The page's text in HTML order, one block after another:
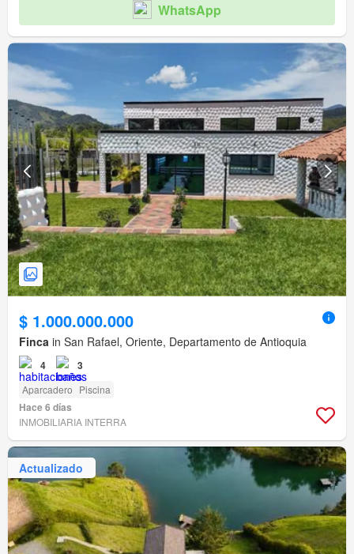
WhatsApp
$ 1.000.000.000
Finca in San Rafael, Oriente, Departamento de Antioquia
4 3
Aparcadero Piscina
Hace 6 días
INMOBILIARIA INTERRA
Actualizado